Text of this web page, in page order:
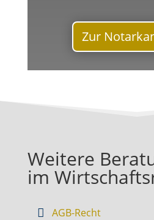
Zur
Weitere
im
AGB-Recht